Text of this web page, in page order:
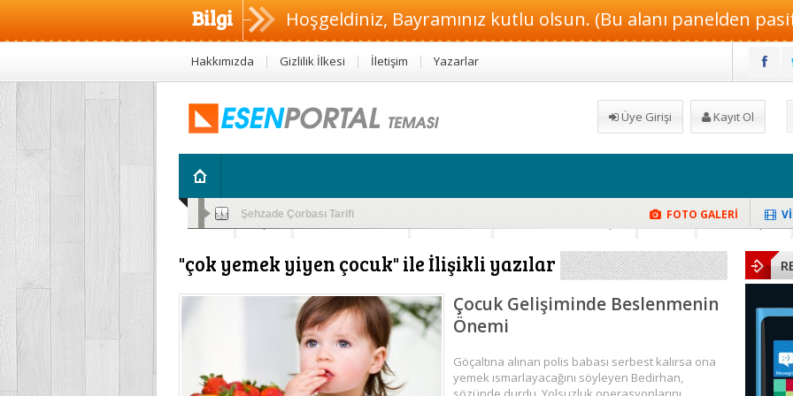
Bilgi Hoşgeldiniz, Bayramınız kutlu olsun. (Bu alanı panelden
Hakkımızda Gizlilik İlkesi İletişim Yazarlar
Üye Girişi Kayıt Ol
Sağlık Diyet Anne ve Çocuk Moda Dekorasyon
FOTO GALERİ
Altını Islatan Çocuklar İçin Bitkisel Çay Tarifi
"çok yemek yiyen çocuk" ile İlişikli yazılar
Çocuk Gelişiminde Beslenmenin
Önemi
Göçaltına alınan polis babası serbest kalırsa ona
yemek ısmarlayacağını söyleyen Bedirhan,